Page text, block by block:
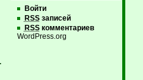
Войти
RSSзаписей
RSSкомментариев
WordPress.org